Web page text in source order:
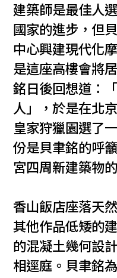
建築師是最佳人
國家的進步，但
中心興建現代化
是這座高樓會將
銘日後回想道：
人」，於是在北
皇家狩獵園選了
份是貝聿銘的呼
宮四周新建築物
香山飯店座落天
其他作品低矮的
的混凝土幾何設
相逕庭。貝聿銘